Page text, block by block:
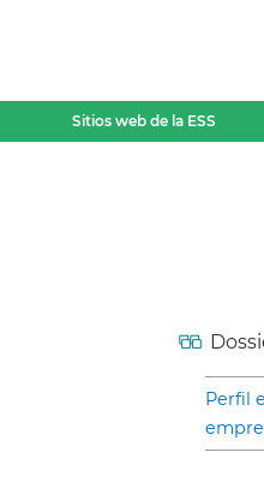
Sitios web de la ESS
Perfil